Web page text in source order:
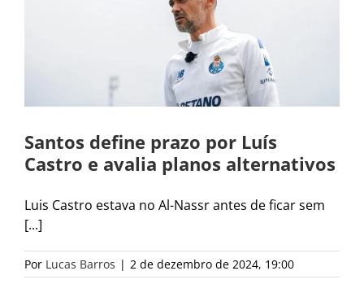
Santos define prazo por Luís
Castro e avalia planos alternativos
Luis Castro estava no Al-Nassr antes de ficar sem
[...]
Por Lucas Barros | 2 de dezembro de 2024, 19:00